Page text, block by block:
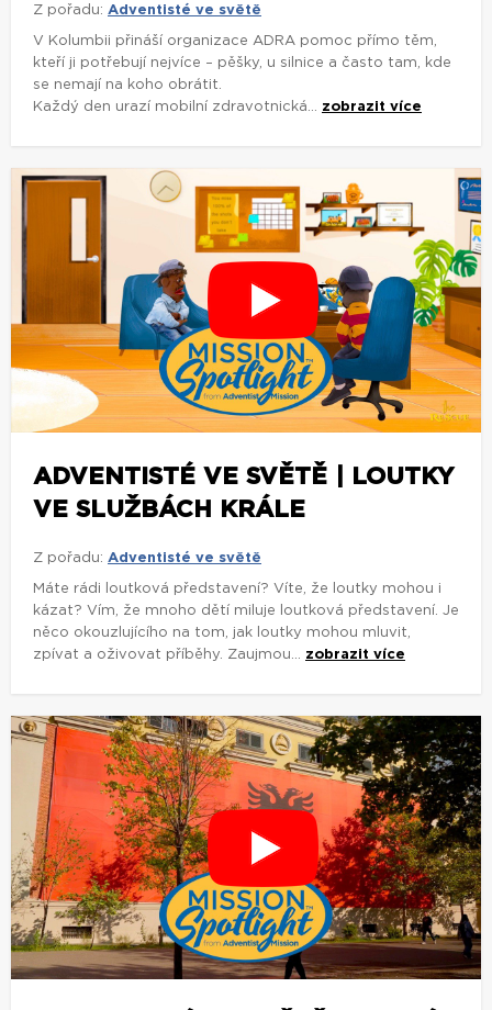
Z pořadu: Adventisté ve světě
V Kolumbii přináší organizace ADRA pomoc přímo těm,
kteří ji potřebují nejvíce – pěšky, u silnice a často tam, kde
se nemají na koho obrátit.
Každý den urazí mobilní zdravotnická... zobrazit více
ADVENTISTÉ VE SVĚTĚ | LOUTKY
VE SLUŽBÁCH KRÁLE
Z pořadu: Adventisté ve světě
Máte rádi loutková představení? Víte, že loutky mohou i
kázat? Vím, že mnoho dětí miluje loutková představení. Je
něco okouzlujícího na tom, jak loutky mohou mluvit,
zpívat a oživovat příběhy. Zaujmou... zobrazit více